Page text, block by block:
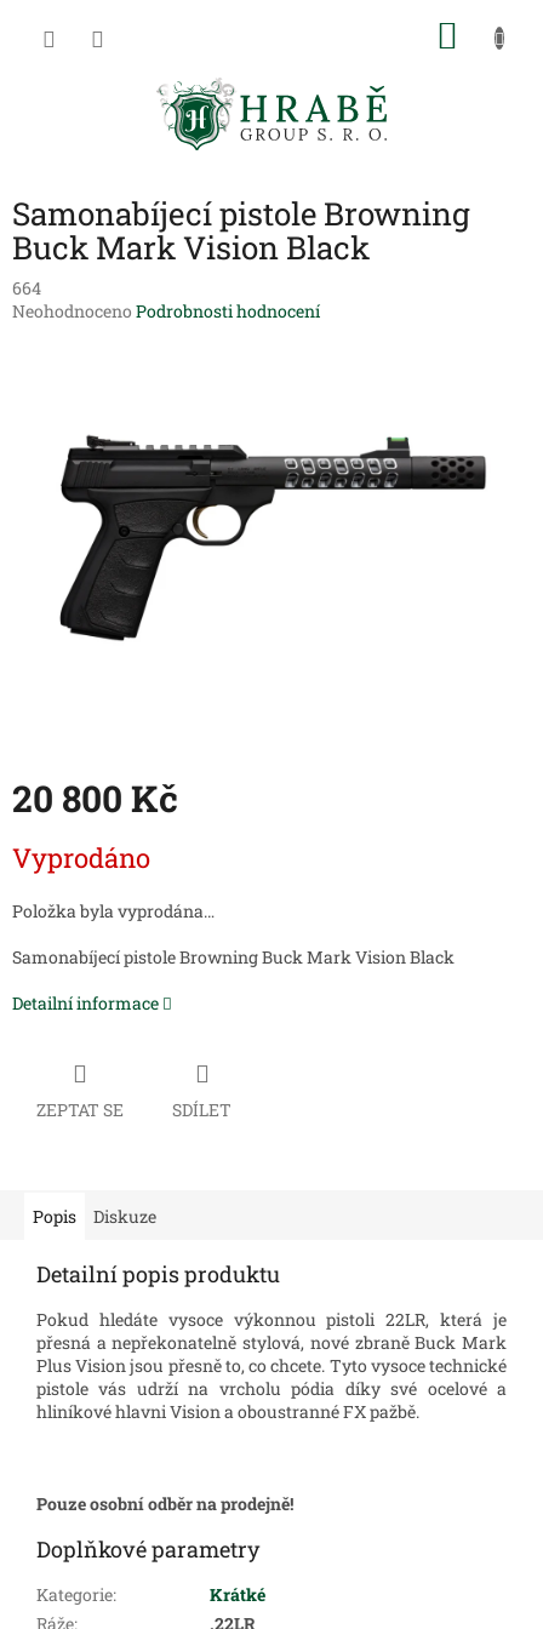
Samonabíjecí pistole Browning
Buck Mark Vision Black
664
Průměrné
hvězdiček.
Neohodnoceno Podrobnosti hodnocení
20 800 Kč
cena:
Vyprodáno
Položka byla vyprodána…
Samonabíjecí pistole Browning Buck Mark Vision Black
Detailní informace
ZEPTAT SE SDÍLET
Popis Diskuze
Detailní popis produktu
Pokud hledáte vysoce výkonnou pistoli 22LR, která je
přesná a nepřekonatelně stylová, nové zbraně Buck Mark
Plus Vision jsou přesně to, co chcete. Tyto vysoce technické
pistole vás udrží na vrcholu pódia díky své ocelové a
hliníkové hlavni Vision a oboustranné FX pažbě.
Pouze osobní odběr na prodejně!
Doplňkové parametry
Kategorie:
Krátké
Ráže: .22LR